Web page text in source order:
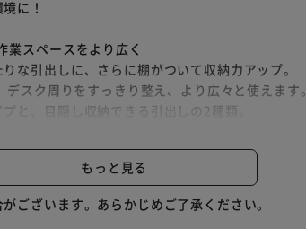
に！
スペースをより広く
な引出しに、さらに棚がついて収納力アップ。
スク周りをすっきり整え、より広々と使えます。
と、目隠し収納できる引出しの2種類。
る、ゆったりワイドサイズ。
能です。
もっと見る
ございます。あらかじめご了承ください。